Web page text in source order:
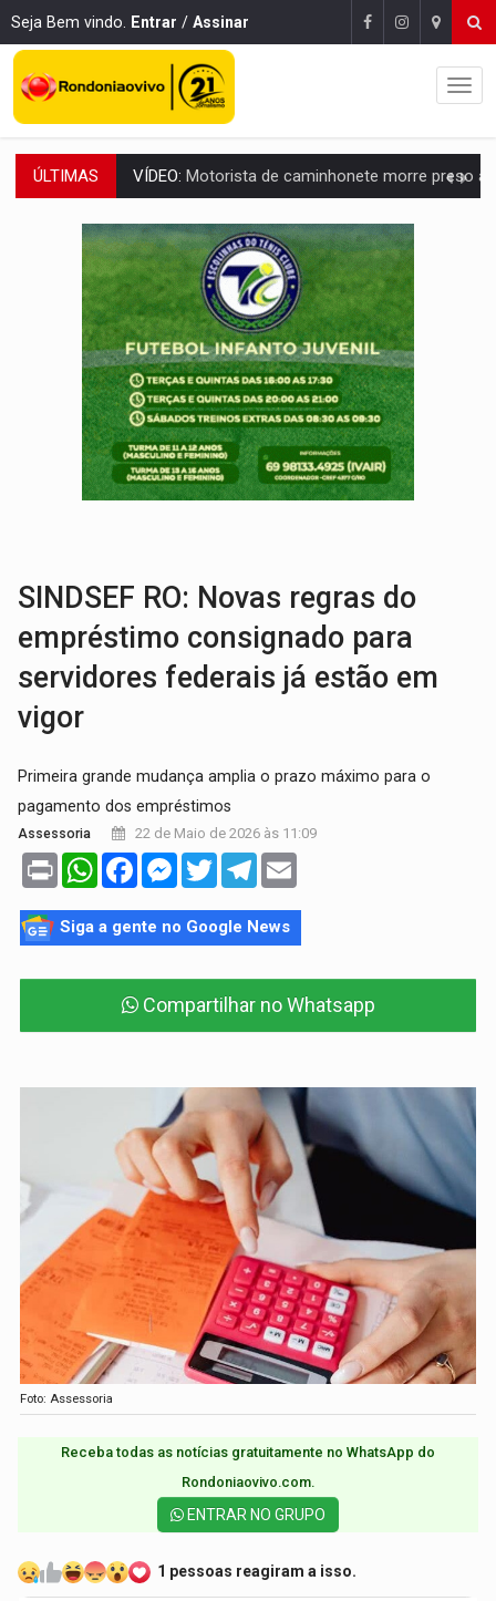
Seja Bem vindo. Entrar / Assinar
ÚLTIMAS LAZER:Seis lugares gratuitos para aproveitar o fim de semana
VÍDEO:FTICCO e Força Tática prendem membro do CV com arma e drogas
INCLUSÃO:Prefeitura fortalece parceria com a APAE para ampliar ações
DEFESA:Exército testa inovações no combate a drones durante
TEMAS SOCIOAMBIENTAIS:Em Itapuã do Oeste, CINEMAZÔNIA leva cinema
PREVISÃO:Interior de Rondônia terá sábado (8) de calor intenso
INFRAESTRUTURA:Após quase 30 anos de espera, asfalto chega ao
A ILHA:Coreografia de Rondônia estreia na programação do Festival de
SINDSEF RO: Novas regras do
empréstimo consignado para
servidores federais já estão em
vigor
Primeira grande mudança amplia o prazo máximo para o
pagamento dos empréstimos
Assessoria 22 de Maio de 2026 às 11:09
Print WhatsAppFacebookMessenger
TwitterTelegram
Siga a gente no Google News
Compartilhar no Whatsapp
Foto: Assessoria
Receba todas as notícias gratuitamente no WhatsApp do
Rondoniaovivo.com.​
ENTRAR NO GRUPO
1 pessoas reagiram a isso.